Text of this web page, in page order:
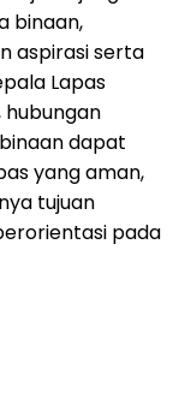
binaan,
aspirasi serta
Lapas
dapat
yang aman,
tujuan
pada